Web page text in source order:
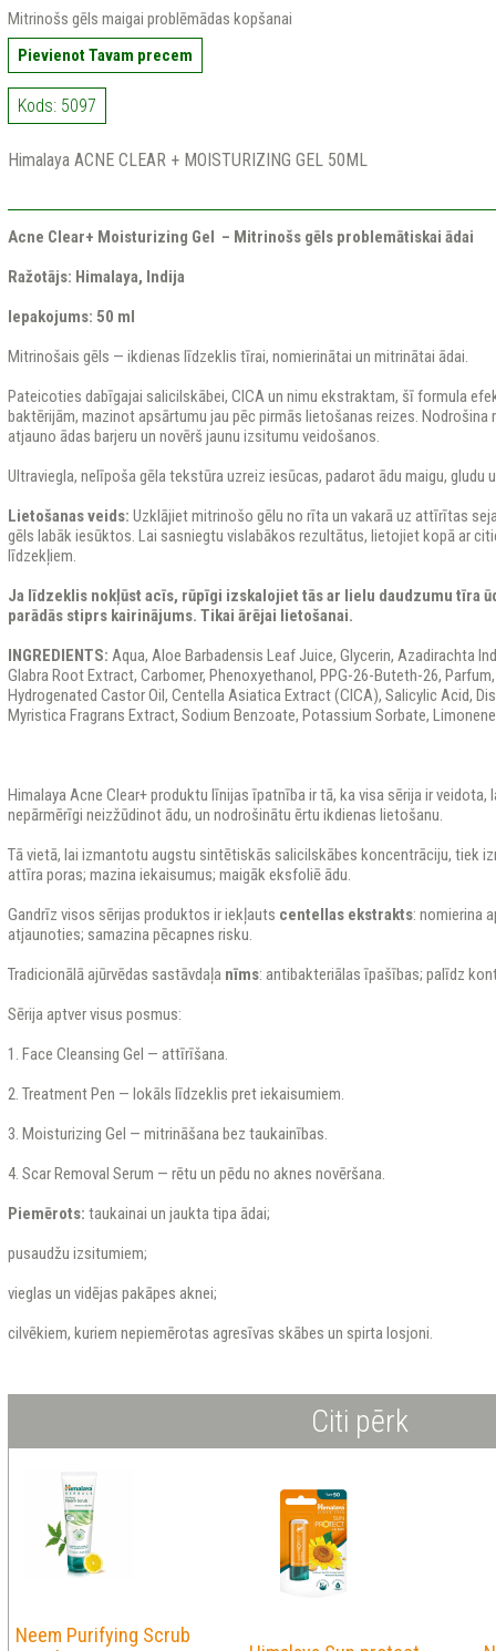
Mitrinošs gēls maigai problēmādas kopšanai
Pievienot Tavam precem
Kods: 5097
Himalaya ACNE CLEAR + MOISTURIZING GEL 50ML
Acne Clear+ Moisturizing Gel – Mitrinošs gēls problemātiskai ādai
Ražotājs: Himalaya, Indija
Iepakojums: 50 ml
Mitrinošais gēls — ikdienas līdzeklis tīrai, nomierinātai un mitrinātai ādai.
Pateicoties dabīgajai salicilskābei, CICA un nimu ekstraktam, šī formula
baktērijām, mazinot apsārtumu jau pēc pirmās lietošanas reizes. Nodrošina
atjauno ādas barjeru un novērš jaunu izsitumu veidošanos.
Ultraviegla, nelīpoša gēla tekstūra uzreiz iesūcas, padarot ādu maigu, gludu
Lietošanas veids: Uzklājiet mitrinošo gēlu no rīta un vakarā uz attīrītas
gēls labāk iesūktos. Lai sasniegtu vislabākos rezultātus, lietojiet kopā ar
līdzekļiem.
Ja līdzeklis nokļūst acīs, rūpīgi izskalojiet tās ar lielu daudzumu tīra
parādās stiprs kairinājums. Tikai ārējai lietošanai.
INGREDIENTS: Aqua, Aloe Barbadensis Leaf Juice, Glycerin, Azadirachta
Glabra Root Extract, Carbomer, Phenoxyethanol, PPG-26-Buteth-26,
Hydrogenated Castor Oil, Centella Asiatica Extract (CICA), Salicylic Acid,
Myristica Fragrans Extract, Sodium Benzoate, Potassium Sorbate,
Himalaya Acne Clear+ produktu līnijas īpatnība ir tā, ka visa sērija ir
nepārmērīgi neizžūdinot ādu, un nodrošinātu ērtu ikdienas lietošanu.
Tā vietā, lai izmantotu augstu sintētiskās salicilskābes koncentrāciju, tiek
attīra poras; mazina iekaisumus; maigāk eksfoliē ādu.
Gandrīz visos sērijas produktos ir iekļauts centellas ekstrakts: nomierina
atjaunoties; samazina pēcapnes risku.
Tradicionālā ajūrvēdas sastāvdaļa nīms: antibakteriālas īpašības; palīdz
Sērija aptver visus posmus:
1. Face Cleansing Gel — attīrīšana.
2. Treatment Pen — lokāls līdzeklis pret iekaisumiem.
3. Moisturizing Gel — mitrināšana bez taukainības.
4. Scar Removal Serum — rētu un pēdu no aknes novēršana.
Piemērots: taukainai un jaukta tipa ādai;
pusaudžu izsitumiem;
vieglas un vidējas pakāpes aknei;
cilvēkiem, kuriem nepiemērotas agresīvas skābes un spirta losjoni.
Citi pērk
Neem Purifying Scrub